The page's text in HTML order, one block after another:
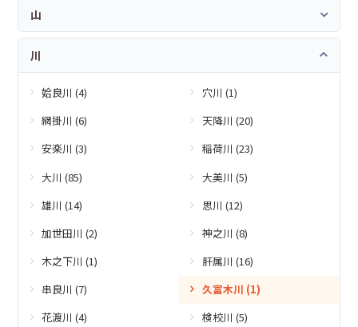
山
川
姶良川 (4)
穴川 (1)
網掛川 (6)
天降川 (20)
安楽川 (3)
稲荷川 (23)
大川 (85)
大美川 (5)
雄川 (14)
思川 (12)
加世田川 (2)
神之川 (8)
木之下川 (1)
肝属川 (16)
串良川 (7)
久富木川 (1)
花渡川 (4)
検校川 (5)